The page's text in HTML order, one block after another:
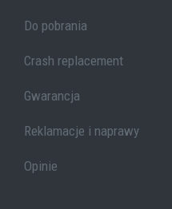
Do pobrania
Crash replacement
Gwarancja
Reklamacje i naprawy
Opinie